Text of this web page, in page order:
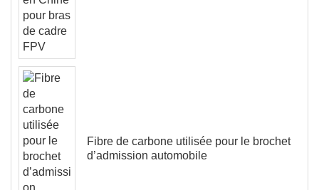
Fibre de carbone utilisée pour le brochet
d’admission automobile